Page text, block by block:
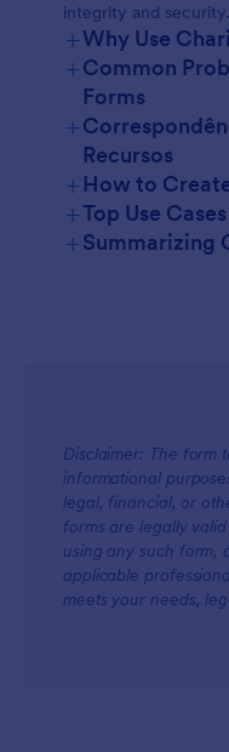
integrity and security.
+Why Use
+Common
Forms
+
Recursos
+How to
+Top Use
For
For Teams
+Summarizing
Disclaimer: The form
informational
legal, financial, or
forms are legally
using any such form,
applicable
meets your needs,